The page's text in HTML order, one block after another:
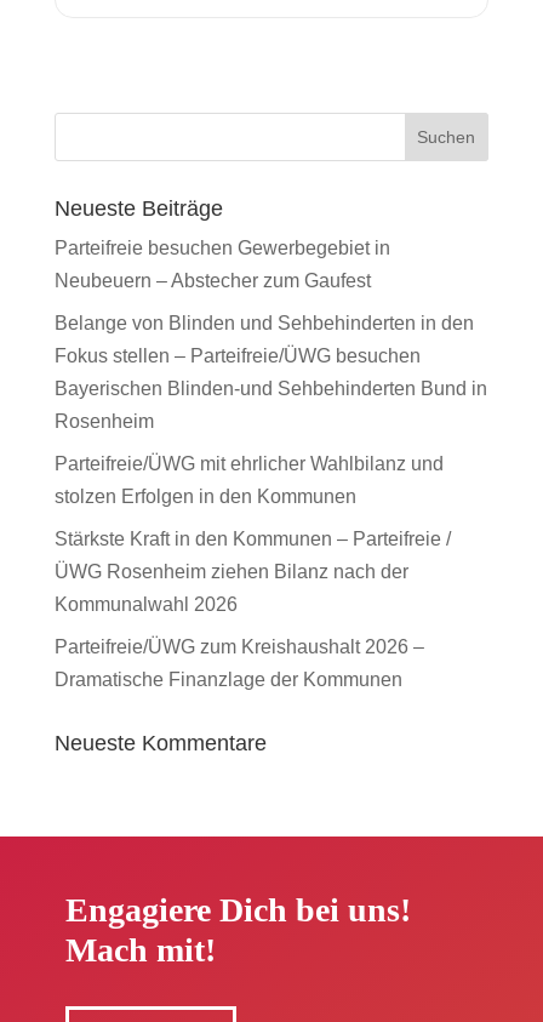
Neueste Beiträge
Parteifreie besuchen Gewerbegebiet in
Neubeuern – Abstecher zum Gaufest
Belange von Blinden und Sehbehinderten in den
Fokus stellen – Parteifreie/ÜWG besuchen
Bayerischen Blinden-und Sehbehinderten Bund in
Rosenheim
Parteifreie/ÜWG mit ehrlicher Wahlbilanz und
stolzen Erfolgen in den Kommunen
Stärkste Kraft in den Kommunen – Parteifreie /
ÜWG Rosenheim ziehen Bilanz nach der
Kommunalwahl 2026
Parteifreie/ÜWG zum Kreishaushalt 2026 –
Dramatische Finanzlage der Kommunen
Neueste Kommentare
Engagiere Dich bei uns!
Mach mit!